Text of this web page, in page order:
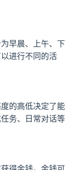
早晨、上午、下
进行不同的活
的高低决定了能
务、日常对话等